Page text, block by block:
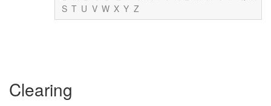
S T U V W X Y Z
Clearing